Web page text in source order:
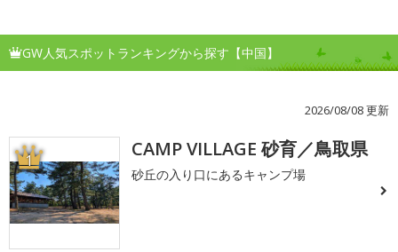
GW人気スポットランキングから探す【中国】
2026/08/08 更新
1 CAMP VILLAGE 砂育／鳥取県
砂丘の入り口にあるキャンプ場